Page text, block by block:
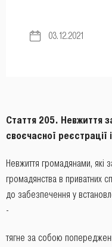
03.12.2021
Стаття 205. Невжиття
своєчасної реєстрації
Невжиття громадянами, які
громадянства в приватних
до забезпечення у
-
тягне за собою